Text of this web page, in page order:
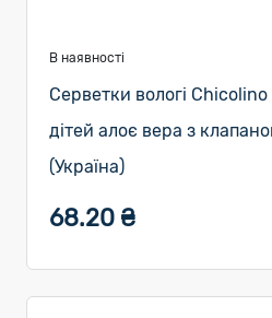
В наявності
Серветки вологі
дітей алоє вера з
(Україна)
68.20 ₴